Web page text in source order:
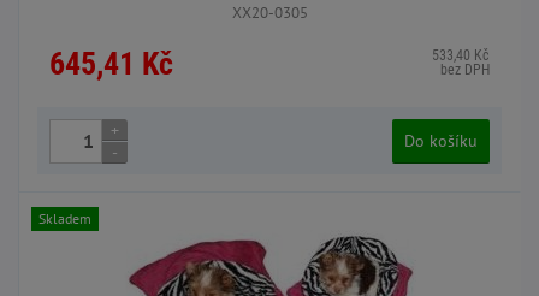
XX20-0305
645,41 Kč
533,40 Kč
bez DPH
+
-
Do košíku
Skladem